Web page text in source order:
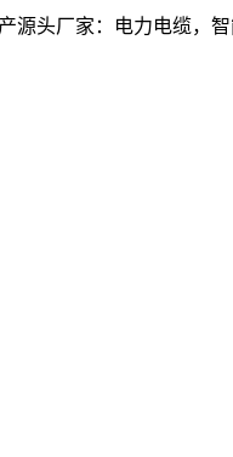
源头厂家：电力电缆，